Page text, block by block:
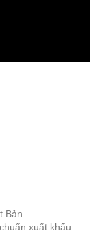
Bản
xuất khẩu